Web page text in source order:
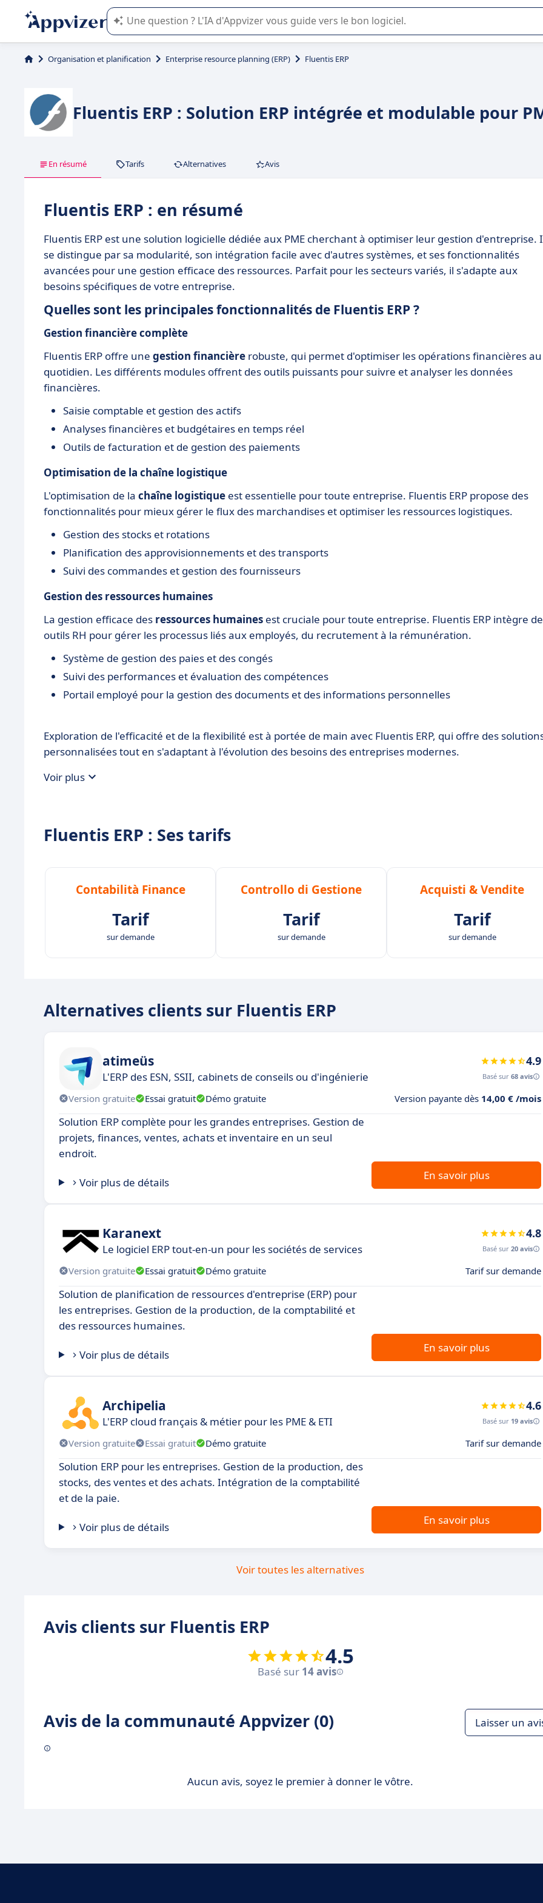
L'IA de Appvizer vous guide dans l'utilisation ou la sélection de logiciel SaaS en entreprise.
Organisation et planification Enterprise resource planning (ERP) Fluentis ERP
Fluentis ERP : Solution ERP intégrée et modulable pour
En résumé Tarifs Alternatives Avis
Fluentis ERP : en résumé
Fluentis ERP est une solution logicielle dédiée aux PME cherchant à optimiser leur gestion d'entreprise.
se distingue par sa modularité, son intégration facile avec d'autres systèmes, et ses fonctionnalités
avancées pour une gestion efficace des ressources. Parfait pour les secteurs variés, il s'adapte aux
besoins spécifiques de votre entreprise.
Quelles sont les principales fonctionnalités de Fluentis ERP ?
Gestion financière complète
Fluentis ERP offre une gestion financière robuste, qui permet d'optimiser les opérations financières au
quotidien. Les différents modules offrent des outils puissants pour suivre et analyser les données
financières.
Saisie comptable et gestion des actifs
Analyses financières et budgétaires en temps réel
Outils de facturation et de gestion des paiements
Optimisation de la chaîne logistique
L'optimisation de la chaîne logistique est essentielle pour toute entreprise. Fluentis ERP propose des
fonctionnalités pour mieux gérer le flux des marchandises et optimiser les ressources logistiques.
Gestion des stocks et rotations
Planification des approvisionnements et des transports
Suivi des commandes et gestion des fournisseurs
Gestion des ressources humaines
La gestion efficace des ressources humaines est cruciale pour toute entreprise. Fluentis ERP intègre
outils RH pour gérer les processus liés aux employés, du recrutement à la rémunération.
Système de gestion des paies et des congés
Suivi des performances et évaluation des compétences
Portail employé pour la gestion des documents et des informations personnelles
Exploration de l'efficacité et de la flexibilité est à portée de main avec Fluentis ERP, qui offre des
personnalisées tout en s'adaptant à l'évolution des besoins des entreprises modernes.
Voir plus
Fluentis ERP : Ses tarifs
Contabilità Finance
Tarif
sur demande
Controllo di Gestione
Tarif
sur demande
Acquisti & Vendite
Tarif
sur demande
Alternatives clients sur Fluentis ERP
atimeüs
L'ERP des ESN, SSII, cabinets de conseils ou d'ingénierie
4.9
Basé sur 68 avis
Version gratuite Essai gratuit Démo gratuite Version payante dès 14,00 € /mois
Solution ERP complète pour les grandes entreprises. Gestion de
projets, finances, ventes, achats et inventaire en un seul
endroit.
Voir plus de détails
En savoir plus
Karanext
Le logiciel ERP tout-en-un pour les sociétés de services
4.8
Basé sur 20 avis
Version gratuite Essai gratuit Démo gratuite Tarif sur demande
Solution de planification de ressources d'entreprise (ERP) pour
les entreprises. Gestion de la production, de la comptabilité et
des ressources humaines.
Voir plus de détails
En savoir plus
Archipelia
L'ERP cloud français & métier pour les PME & ETI
4.6
Basé sur 19 avis
Version gratuite Essai gratuit Démo gratuite Tarif sur demande
Solution ERP pour les entreprises. Gestion de la production, des
stocks, des ventes et des achats. Intégration de la comptabilité
et de la paie.
Voir plus de détails
En savoir plus
Voir toutes les alternatives
Avis clients sur Fluentis ERP
4.5
Basé sur 14 avis
Avis de la communauté Appvizer (0) Laisser un
Aucun avis, soyez le premier à donner le vôtre.